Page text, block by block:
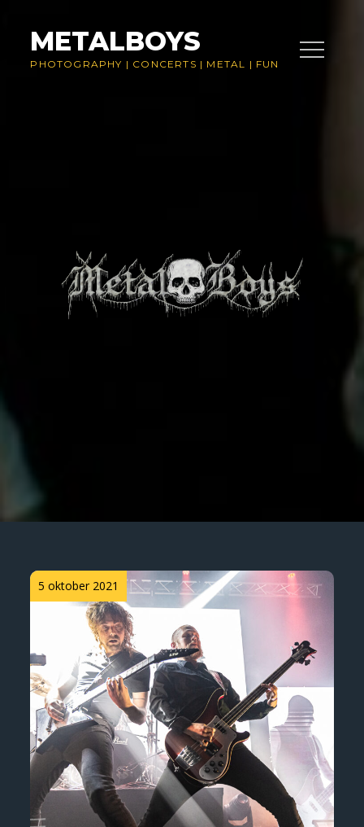
contentMETALBOYS
PHOTOGRAPHY | CONCERTS | METAL | FUN
Posted
on
5 oktober 2021